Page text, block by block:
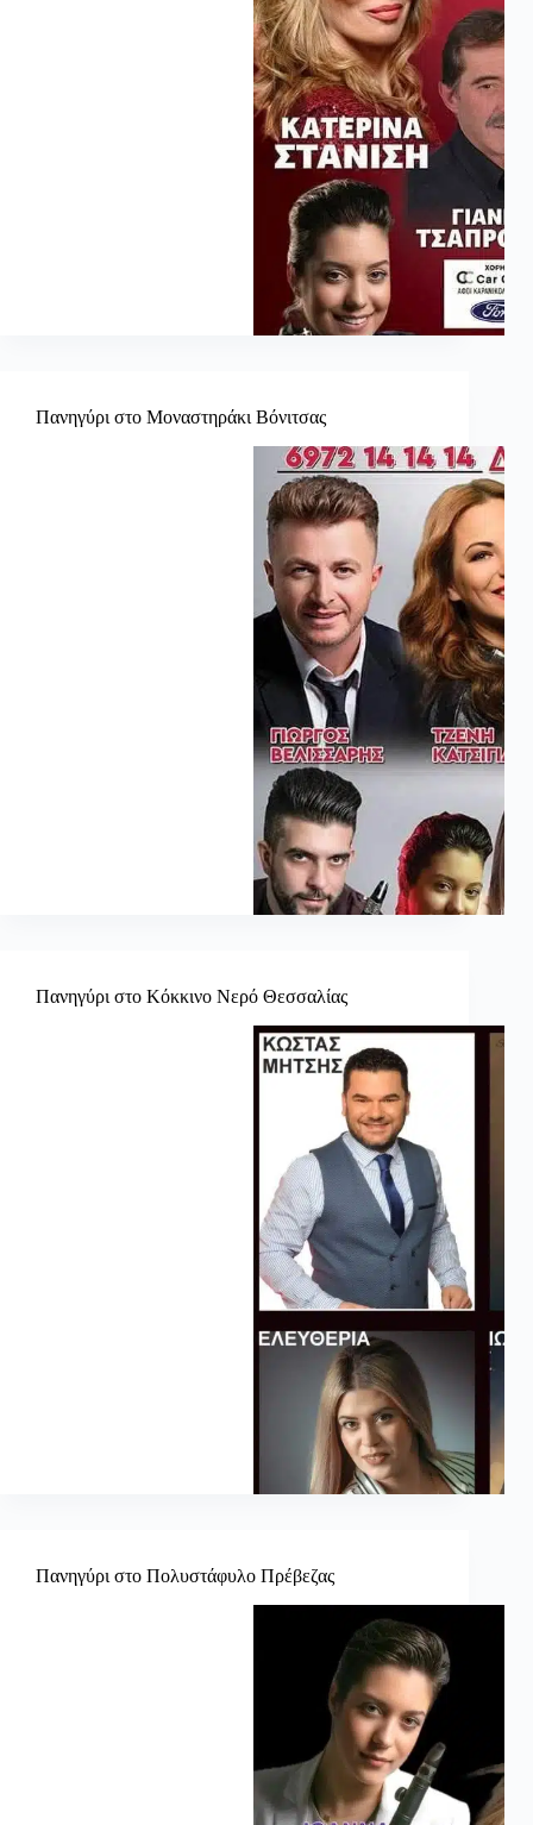
Πανηγύρι στο Μοναστηράκι Βόνιτσας
Πανηγύρι στο Κόκκινο Νερό Θεσσαλίας
Πανηγύρι στο Πολυστάφυλο Πρέβεζας